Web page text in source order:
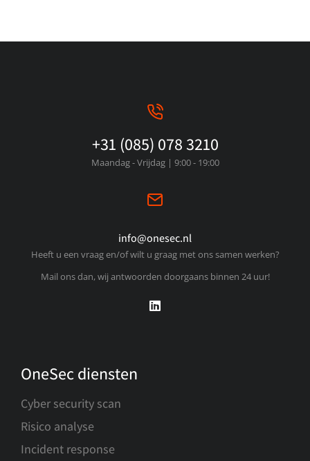
+31 (085) 078 3210
Maandag - Vrijdag | 9:00 - 19:00
info@onesec.nl
Heeft u een vraag en/of wilt u graag met ons samen werken?
Mail ons dan, wij antwoorden doorgaans binnen 24 uur!
OneSec diensten
Cyber security scan
Risico analyse
Incident response